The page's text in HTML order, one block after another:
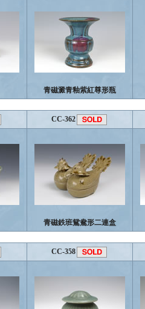
青磁澱青釉紫紅尊形瓶
CC-362
青磁鉄班鴛鴦形二連盒
CC-358